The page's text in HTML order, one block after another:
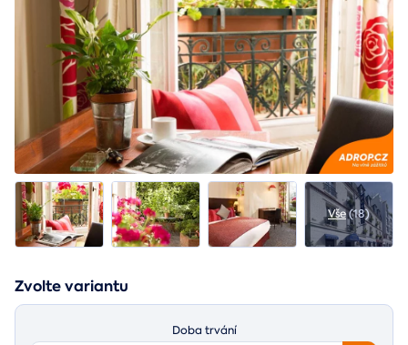
Vše(18)
Zvolte variantu
Doba trvání